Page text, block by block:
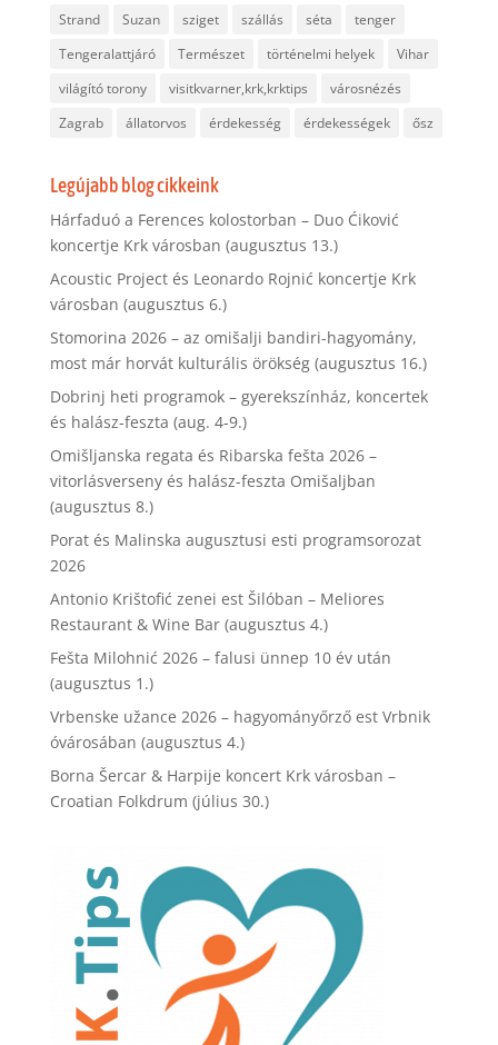
Strand
Suzan sziget szállás séta
tenger
Tengeralattjáró
Természet történelmi helyek
Vihar
világító torony
visitkvarner,krk,krktips
városnézés
Zagrab
állatorvos érdekesség érdekességek ősz
Legújabb blog cikkeink
Hárfaduó a Ferences kolostorban – Duo Ćiković
koncertje Krk városban (augusztus 13.)
Acoustic Project és Leonardo Rojnić koncertje Krk
városban (augusztus 6.)
Stomorina 2026 – az omišalji bandiri-hagyomány,
most már horvát kulturális örökség (augusztus 16.)
Dobrinj heti programok – gyerekszínház, koncertek
és halász-feszta (aug. 4-9.)
Omišljanska regata és Ribarska fešta 2026 –
vitorlásverseny és halász-feszta Omišaljban
(augusztus 8.)
Porat és Malinska augusztusi esti programsorozat
2026
Antonio Krištofić zenei est Šilóban – Meliores
Restaurant & Wine Bar (augusztus 4.)
Fešta Milohnić 2026 – falusi ünnep 10 év után
(augusztus 1.)
Vrbenske užance 2026 – hagyományőrző est Vrbnik
óvárosában (augusztus 4.)
Borna Šercar & Harpije koncert Krk városban –
Croatian Folkdrum (július 30.)